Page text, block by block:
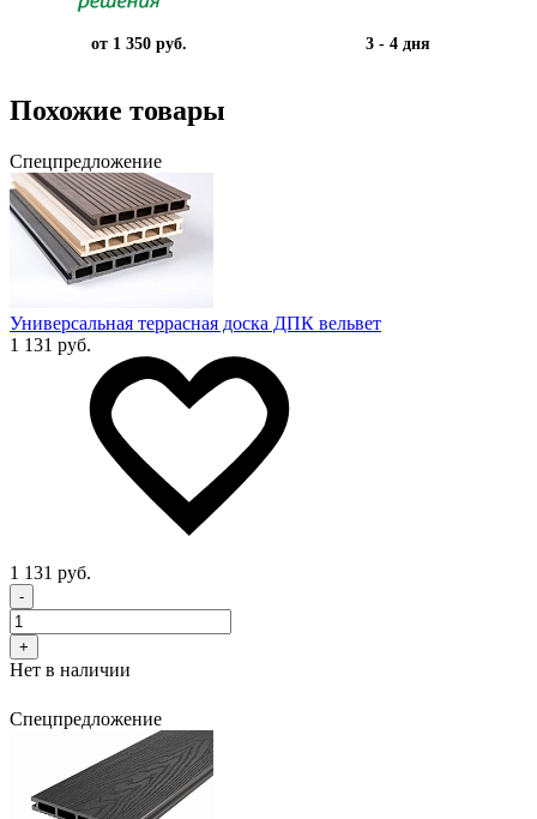
от 1 350 руб. 3 - 4 дня
Похожие товары
Спецпредложение
Универсальная террасная доска ДПК вельвет
1 131 руб.
1 131 руб.
-
+
Нет в наличии
Спецпредложение